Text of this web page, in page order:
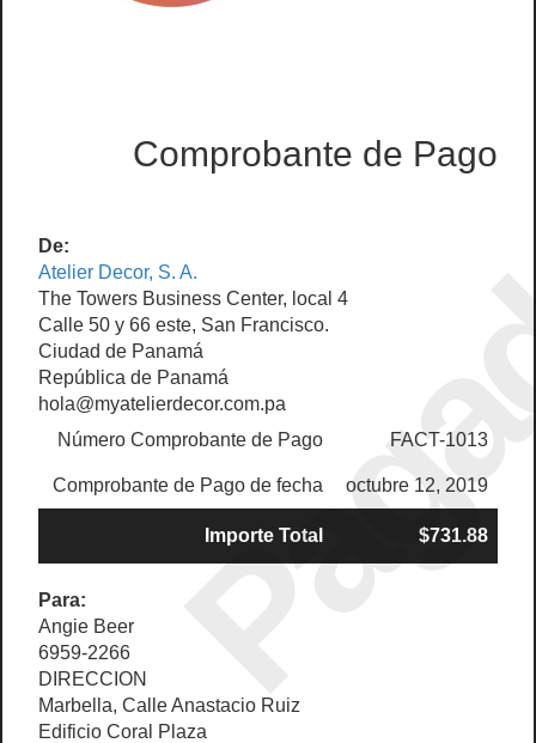
Comprobante de Pago
De:
Atelier Decor, S. A.
The Towers Business Center, local 4
Calle 50 y 66 este, San Francisco.
Ciudad de Panamá
República de Panamá
hola@myatelierdecor.com.pa
Número Comprobante de Pago
FACT-1013
Comprobante de Pago de fecha octubre 12, 2019
Importe Total $731.88
Para:
Angie Beer
6959-2266
DIRECCION
Marbella, Calle Anastacio Ruiz
Edificio Coral Plaza